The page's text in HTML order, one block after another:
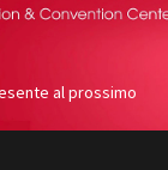
al prossimo